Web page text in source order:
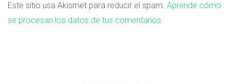
Este sitio usa Akismet para reducir el spam. Aprende cómo
se procesan los datos de tus comentarios.